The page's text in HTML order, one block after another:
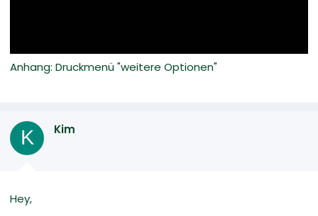
Anhang: Druckmenü "weitere Optionen"
K Kim
Hey,